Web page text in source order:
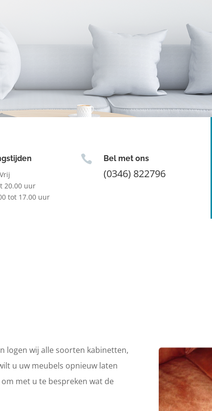
20.00 uur
tot 17.00 uur
 Bel met ons
(0346) 822796
logen wij alle soorten kabinetten,
u uw meubels opnieuw laten
met u te bespreken wat de